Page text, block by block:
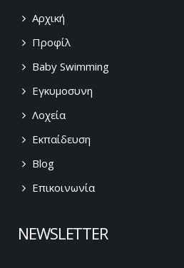
Αρχική
Προφίλ
Baby Swimming
Εγκυμοσυνη
Λοχεία
Εκπαίδευση
Blog
Επικοινωνία
NEWSLETTER